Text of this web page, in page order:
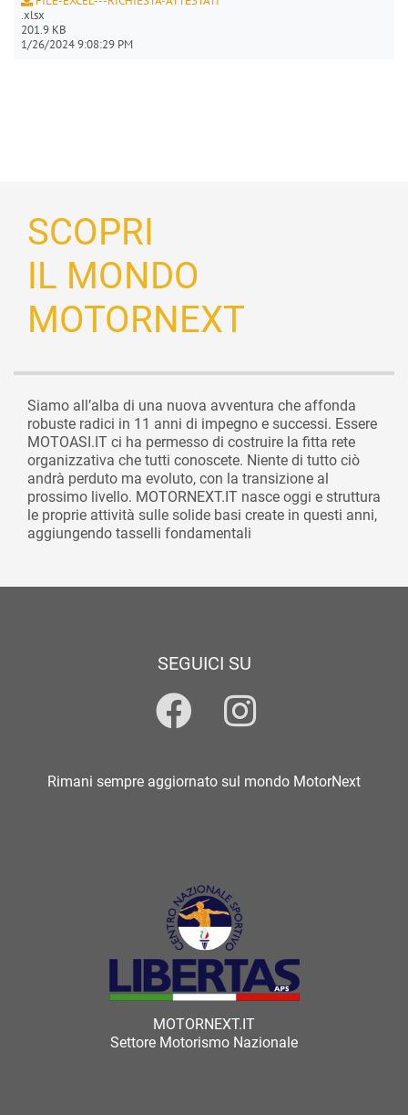
.xlsx
201.9 KB
1/26/2024 9:08:29 PM
SCOPRI
IL MONDO
MOTORNEXT
Siamo all’alba di una nuova avventura che affonda
robuste radici in 11 anni di impegno e successi. Essere
MOTOASI.IT ci ha permesso di costruire la fitta rete
organizzativa che tutti conoscete. Niente di tutto ciò
andrà perduto ma evoluto, con la transizione al
prossimo livello. MOTORNEXT.IT nasce oggi e struttura
le proprie attività sulle solide basi create in questi anni,
aggiungendo tasselli fondamentali
SEGUICI SU
Rimani sempre aggiornato sul mondo MotorNext
MOTORNEXT.IT
Settore Motorismo Nazionale